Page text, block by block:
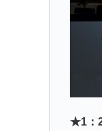
★1：